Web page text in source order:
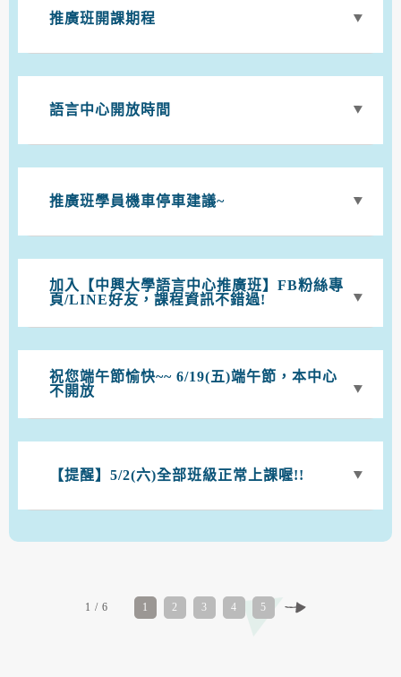
推廣班開課期程
語言中心開放時間
推廣班學員機車停車建議~
加入【中興大學語言中心推廣班】FB粉絲專
頁/LINE好友，課程資訊不錯過!
祝您端午節愉快~~ 6/19(五)端午節，本中心
不開放
【提醒】5/2(六)全部班級正常上課喔!!
1 / 6 1 2 3 4 5